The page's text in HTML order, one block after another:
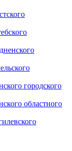
городского
областного